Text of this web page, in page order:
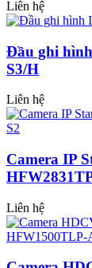
Liên hệ
Đầu ghi
S3/H
Liên hệ
Camera IP
Liên hệ